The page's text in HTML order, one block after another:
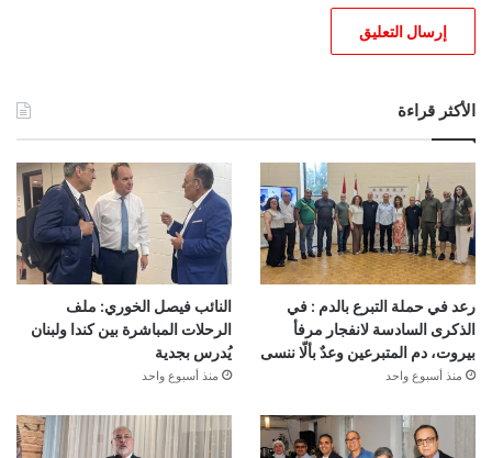
الأكثر قراءة
رعد في حملة التبرع بالدم : في
الذكرى السادسة لانفجار مرفأ
بيروت، دم المتبرعين وعدٌ بألّا ننسى
منذ أسبوع واحد
النائب فيصل الخوري: ملف
الرحلات المباشرة بين كندا ولبنان
يُدرس بجدية
منذ أسبوع واحد